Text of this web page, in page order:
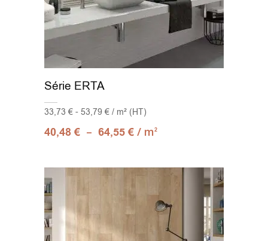
Série ERTA
33,73 € - 53,79 € / m² (HT)
40,48€ – 64,55€ / m2